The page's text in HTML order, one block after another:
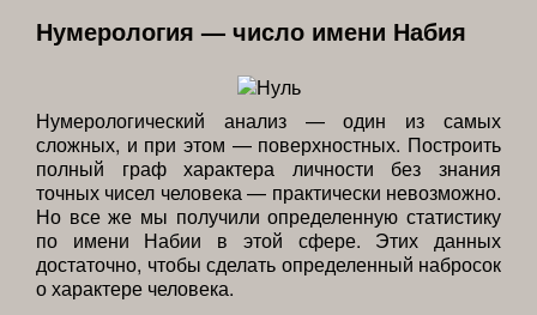
Нумерология — число имени Набия
Нумерологический анализ — один из самых
сложных, и при этом — поверхностных. Построить
полный граф характера личности без знания
точных чисел человека — практически невозможно.
Но все же мы получили определенную статистику
по имени Набии в этой сфере. Этих данных
достаточно, чтобы сделать определенный набросок
о характере человека.